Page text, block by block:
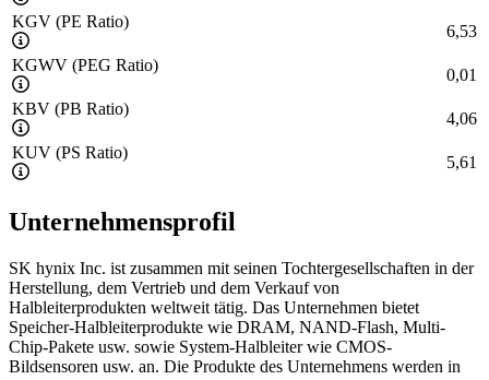
KGV (PE Ratio)
6,53
KGWV (PEG Ratio)
0,01
KBV (PB Ratio)
4,06
KUV (PS Ratio)
5,61
Unternehmensprofil
SK hynix Inc. ist zusammen mit seinen Tochtergesellschaften in der
Herstellung, dem Vertrieb und dem Verkauf von
Halbleiterprodukten weltweit tätig. Das Unternehmen bietet
Speicher-Halbleiterprodukte wie DRAM, NAND-Flash, Multi-
Chip-Pakete usw. sowie System-Halbleiter wie CMOS-
Bildsensoren usw. an. Die Produkte des Unternehmens werden in